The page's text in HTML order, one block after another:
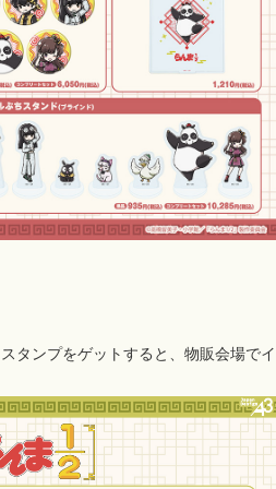
タンプをゲットすると、物販会場でイ